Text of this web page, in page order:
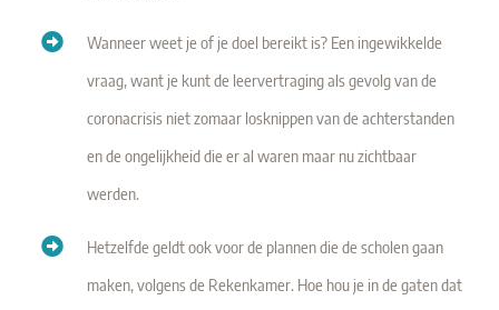
Wanneer weet je of je doel bereikt is? Een ingewikkelde
vraag, want je kunt de leervertraging als gevolg van de
coronacrisis niet zomaar losknippen van de achterstanden
en de ongelijkheid die er al waren maar nu zichtbaar
werden.
Hetzelfde geldt ook voor de plannen die de scholen gaan
maken, volgens de Rekenkamer. Hoe hou je in de gaten dat